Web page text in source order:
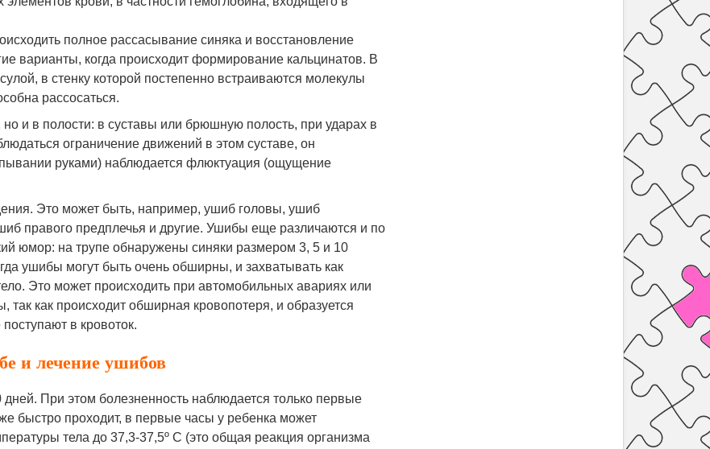
полное рассасывание синяка и восстановление
варианты, когда происходит формирование кальцинатов. В
в стенку которой постепенно встраиваются молекулы
рассосаться.
и в полости: в суставы или брюшную полость, при ударах в
ограничение движений в этом суставе, он
руками) наблюдается флюктуация (ощущение
Это может быть, например, ушиб головы, ушиб
правого предплечья и другие. Ушибы еще различаются и по
юмор: на трупе обнаружены синяки размером 3, 5 и 10
ушибы могут быть очень обширны, и захватывать как
Это может происходить при автомобильных авариях или
как происходит обширная кровопотеря, и образуется
в кровоток.
и лечение ушибов
дней. При этом болезненность наблюдается только первые
быстро проходит, в первые часы у ребенка может
тела до 37,3-37,5º С (это общая реакция организма